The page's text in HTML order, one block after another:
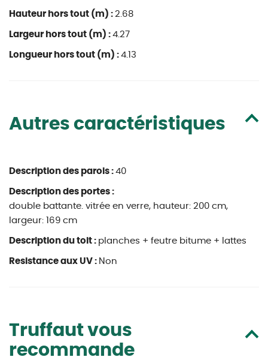
Hauteur hors tout (m) : 2.68
Largeur hors tout (m) : 4.27
Longueur hors tout (m) : 4.13
Autres caractéristiques
Description des parois : 40
Description des portes :
double battante. vitrée en verre, hauteur: 200 cm,
largeur: 169 cm
Description du toit : planches + feutre bitume + lattes
Resistance aux UV : Non
Truffaut vous
recommande